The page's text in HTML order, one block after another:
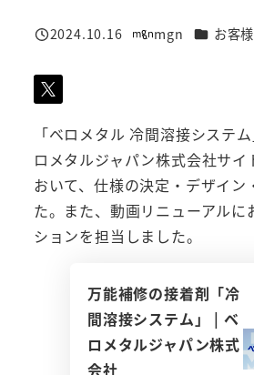
投稿日
2024.10.16
著
mgn カテゴリ
お客
「ベロメタル 冷間溶接システ
ロメタルジャパン株式会社サイ
おいて、仕様の決定・デザイン
た。また、動画リニューアルに
ションを担当しました。
万能補修の接着剤「冷
間溶接システム」 | ベ
ロメタルジャパン株式
会社